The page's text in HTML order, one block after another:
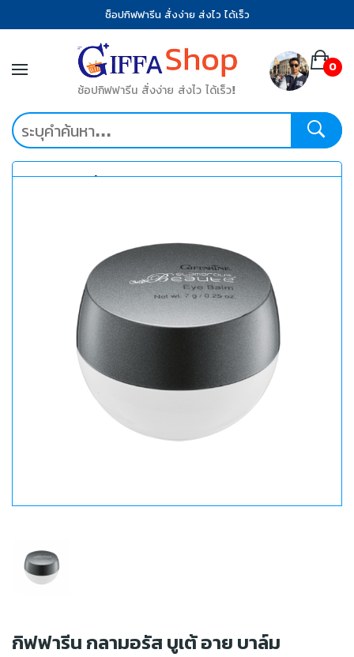
ช็อปกิฟฟารีน สั่งง่าย ส่งไว ได้เร็ว
ช้อปกิฟฟารีน สั่งง่าย ส่งไว ได้เร็ว!
0
หมวดหมู่ที่น่าสนใจ
กิฟฟารีน กลามอรัส บูเต้ อาย บาล์ม